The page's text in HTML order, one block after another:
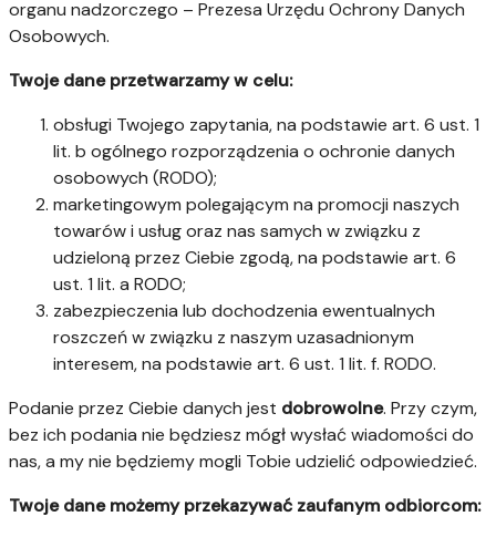
organu nadzorczego – Prezesa Urzędu Ochrony Danych
Osobowych.
Twoje dane przetwarzamy w celu:
obsługi Twojego zapytania, na podstawie art. 6 ust. 1
lit. b ogólnego rozporządzenia o ochronie danych
osobowych (RODO);
marketingowym polegającym na promocji naszych
towarów i usług oraz nas samych w związku z
udzieloną przez Ciebie zgodą, na podstawie art. 6
ust. 1 lit. a RODO;
zabezpieczenia lub dochodzenia ewentualnych
roszczeń w związku z naszym uzasadnionym
interesem, na podstawie art. 6 ust. 1 lit. f. RODO.
Podanie przez Ciebie danych jest dobrowolne. Przy czym,
bez ich podania nie będziesz mógł wysłać wiadomości do
nas, a my nie będziemy mogli Tobie udzielić odpowiedzieć.
Twoje dane możemy przekazywać zaufanym odbiorcom: